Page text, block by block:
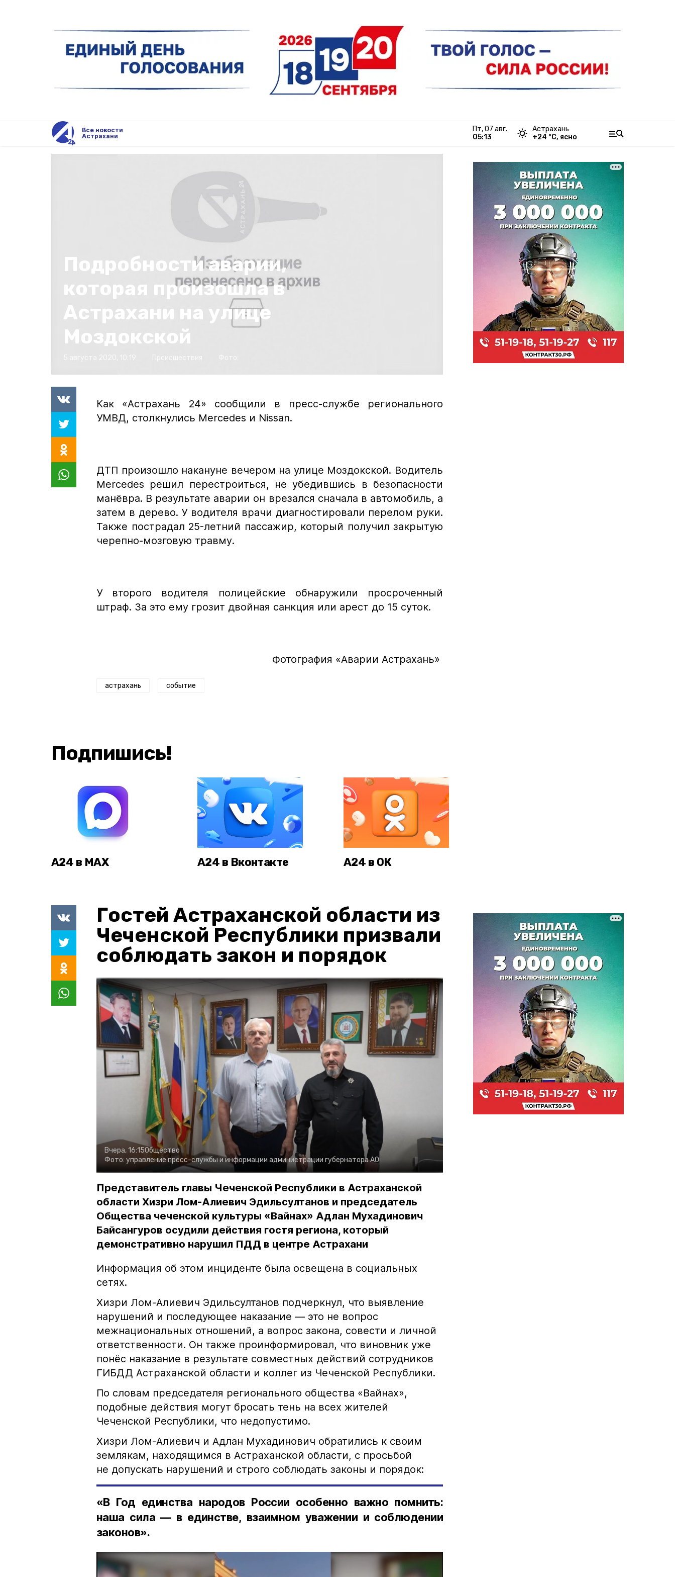
Все новости
Астрахани
пт, 07 авг.
05:13
Астрахань
+24 °С, ясно
Подробности аварии,
которая произошла в
Астрахани на улице
Моздокской
Как «Астрахань 24» сообщили в пресс-службе регионального
УМВД, столкнулись Mercedes и Nissan.
ДТП произошло накануне вечером на улице Моздокской. Водитель
Mercedes решил перестроиться, не убедившись в безопасности
манёвра. В результате аварии он врезался сначала в автомобиль, а
затем в дерево. У водителя врачи диагностировали перелом руки.
Также пострадал 25-летний пассажир, который получил закрытую
черепно-мозговую травму.
У второго водителя полицейские обнаружили просроченный
штраф. За это ему грозит двойная санкция или арест до 15 суток.
Фотография «Аварии Астрахань»
астрахань событие
Подпишись!
А24 в MAX А24 в Вконтакте А24 в ОК
Гостей Астраханской области из
Чеченской Республики призвали
соблюдать закон и порядок
Вчера, 16:15Общество
Фото: управление пресс-службы и информации администрации губернатора АО
Представитель главы Чеченской Республики в Астраханской
области Хизри Лом-Алиевич Эдильсултанов и председатель
Общества чеченской культуры «Вайнах» Адлан Мухадинович
Байсангуров осудили действия гостя региона, который
демонстративно нарушил ПДД в центре Астрахани
Информация об этом инциденте была освещена в социальных
сетях.
Хизри Лом-Алиевич Эдильсултанов подчеркнул, что выявление
нарушений и последующее наказание — это не вопрос
межнациональных отношений, а вопрос закона, совести и личной
ответственности. Он также проинформировал, что виновник уже
понёс наказание в результате совместных действий сотрудников
ГИБДД Астраханской области и коллег из Чеченской Республики.
По словам председателя регионального общества «Вайнах»,
подобные действия могут бросать тень на всех жителей
Чеченской Республики, что недопустимо.
Хизри Лом-Алиевич и Адлан Мухадинович обратились к своим
землякам, находящимся в Астраханской области, с просьбой
не допускать нарушений и строго соблюдать законы и порядок:
«В Год единства народов России особенно важно помнить:
наша сила — в единстве, взаимном уважении и соблюдении
законов».